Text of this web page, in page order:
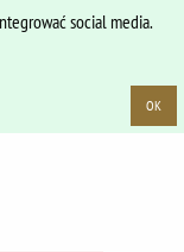
social media.
OK